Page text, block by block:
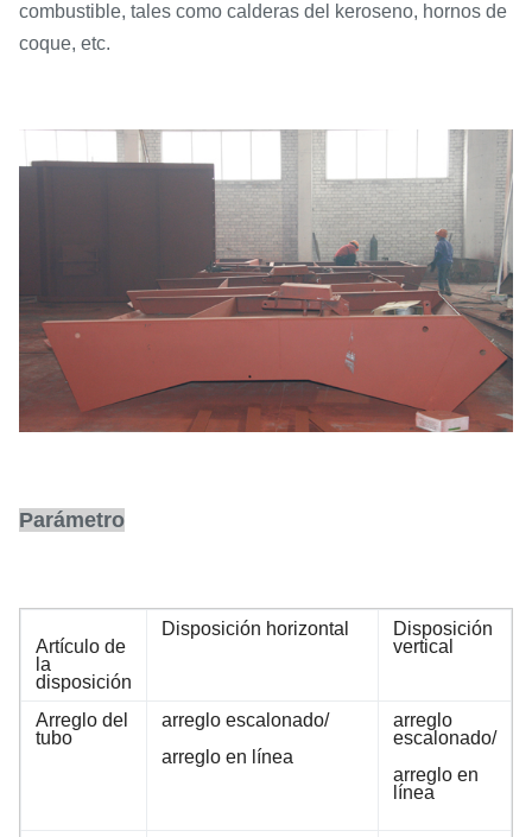
combustible, tales como calderas del keroseno, hornos de
coque, etc.
Parámetro
Artículo de
la
disposición
Disposición horizontal
Disposición
vertical
Arreglo del
tubo
arreglo escalonado/
arreglo en línea
arreglo
escalonado/
arreglo en
línea